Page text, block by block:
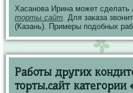
Хасанова Ирина может сделать
торты.сайт . Для заказа
(Казань). Примеры подобных
Работы других
торты.сайт категории